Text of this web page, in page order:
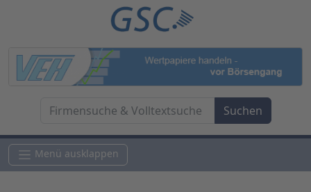
Menü ausklappen